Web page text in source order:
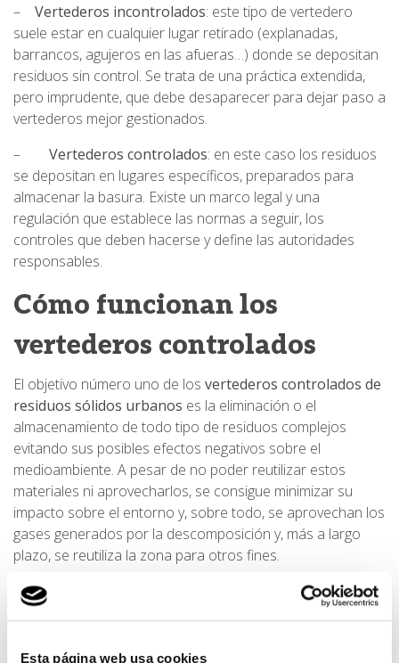
Esta página web usa cookies
– Vertederos incontrolados: este tipo de vertedero
suele estar en cualquier lugar retirado (explanadas,
barrancos, agujeros en las afueras…) donde se depositan
residuos sin control. Se trata de una práctica extendida,
pero imprudente, que debe desaparecer para dejar paso a
vertederos mejor gestionados.
–
Vertederos controlados: en este caso los residuos
se depositan en lugares específicos, preparados para
almacenar la basura. Existe un marco legal y una
regulación que establece las normas a seguir, los
controles que deben hacerse y define las autoridades
responsables.
Cómo funcionan los
vertederos controlados
El objetivo número uno de los vertederos controlados de
residuos sólidos urbanos es la eliminación o el
almacenamiento de todo tipo de residuos complejos
evitando sus posibles efectos negativos sobre el
medioambiente. A pesar de no poder reutilizar estos
materiales ni aprovecharlos, se consigue minimizar su
impacto sobre el entorno y, sobre todo, se aprovechan los
gases generados por la descomposición y, más a largo
plazo, se reutiliza la zona para otros fines.
Características de los